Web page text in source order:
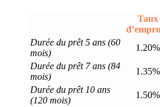
Taux
Durée du prêt 5 ans (60
mois)
1.20%
Durée du prêt 7 ans (84
mois)
1.35%
Durée du prêt 10 ans
(120 mois)
1.50%